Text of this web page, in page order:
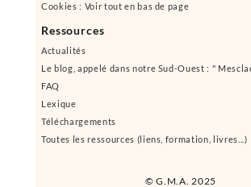
© G.M.A. 2025
Cookies : Voir tout en bas de page
Ressources
Actualités
Le blog, appelé dans notre Sud-Ouest : "
FAQ
Lexique
Téléchargements
Toutes les ressources (liens, formation, livres...)